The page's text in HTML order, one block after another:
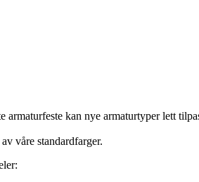
kan nye armaturtyper lett
våre standardfarger.